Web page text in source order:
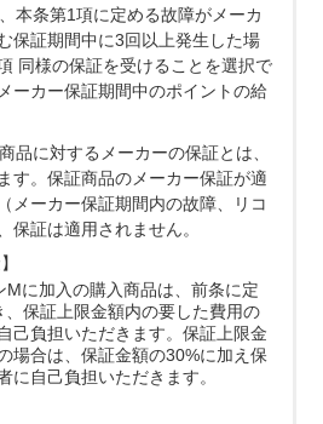
本条第1項に定める故障がメーカ
保証期間中に3回以上発生した場
同様の保証を受けることを選択で
ーカー保証期間中のポイントの給
品に対するメーカーの保証とは、
す。保証商品のメーカー保証が適
メーカー保証期間内の故障、リコ
保証は適用されません。
Mに加入の購入商品は、前条に定
保証上限金額内の要した費用の
己負担いただきます。保証上限金
場合は、保証金額の30%に加え保
に自己負担いただきます。